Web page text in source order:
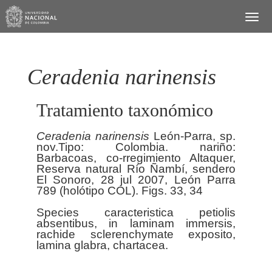
Ceradenia narinensis
Tratamiento taxonómico
Ceradenia narinensis León-Parra, sp.
nov.Tipo: Colombia. nariño:
Barbacoas, co-rregimiento Altaquer,
Reserva natural Río Ñambí, sendero
El Sonoro, 28 jul 2007, León Parra
789 (holótipo COL). Figs. 33, 34
Species caracteristica petiolis
absentibus, in laminam immersis,
rachide sclerenchymate exposito,
lamina glabra, chartacea.